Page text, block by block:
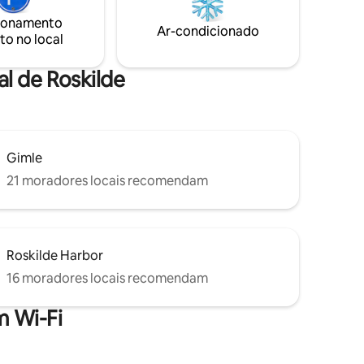
um
em
para atividades ao ar livre, como
caminhadas, ciclismo ou SUP em lagos e
no local
Ar-condicionado
de Roskilde
Gimle
21 moradores locais recomendam
Roskilde Harbor
16 moradores locais recomendam
Wi-Fi